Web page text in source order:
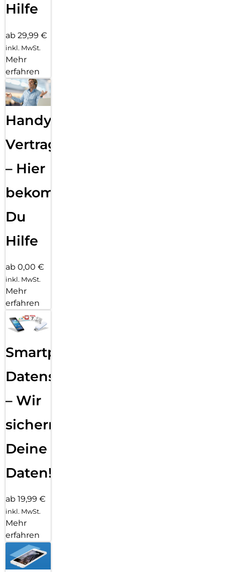
Hilfe
ab 29,99 €
inkl. MwSt.
Mehr
erfahren
Handy
Vertragsabwicklung
– Hier
bekommst
Du
Hilfe
ab 0,00 €
inkl. MwSt.
Mehr
erfahren
Smartphone
Datensicherung
– Wir
sichern
Deine
Daten!
ab 19,99 €
inkl. MwSt.
Mehr
erfahren